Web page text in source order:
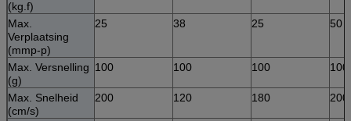
(kg.f)
Max.
Verplaatsing
(mmp-p)
25 38 25 50
Max. Versnelling
(g)
100 100 100 100
Max. Snelheid
(cm/s)
200 120 180 200